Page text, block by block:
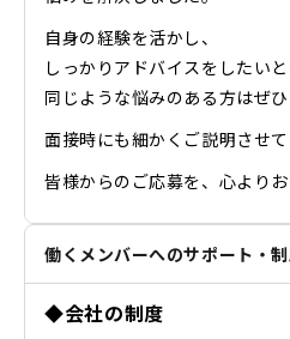
自身の経験を活かし、
しっかりアドバイスをしたいと
同じような悩みのある方はぜ
面接時にも細かくご説明させ
皆様からのご応募を、心よりお
働くメンバーへのサポート・
◆会社の制度